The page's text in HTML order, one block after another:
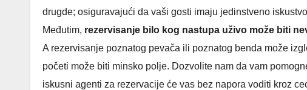
drugde; osiguravajući da vaši gosti imaju jedinstveno
Međutim, rezervisanje bilo kog nastupa uživo može biti
A rezervisanje poznatog pevača ili poznatog benda može
početi može biti minsko polje. Dozvolite nam da vam
iskusni agenti za rezervacije će vas bez napora voditi kroz